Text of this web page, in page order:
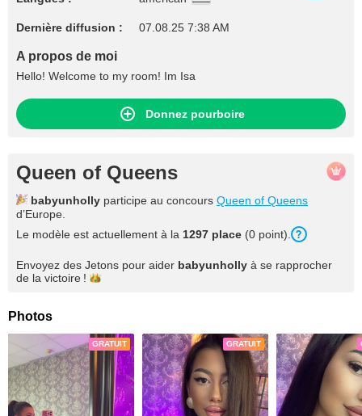
Dernière diffusion : 07.08.25 7:38 AM
A propos de moi
Hello! Welcome to my room! Im Isa
Donnez pourboire
Queen of Queens
babyunholly participe au concours Queen of Queens
d’Europe.
Le modèle est actuellement à la 1297 place (0 point).
Envoyez des Jetons pour aider babyunholly à se rapprocher
de la victoire !
Photos
GRATUIT GRATUIT